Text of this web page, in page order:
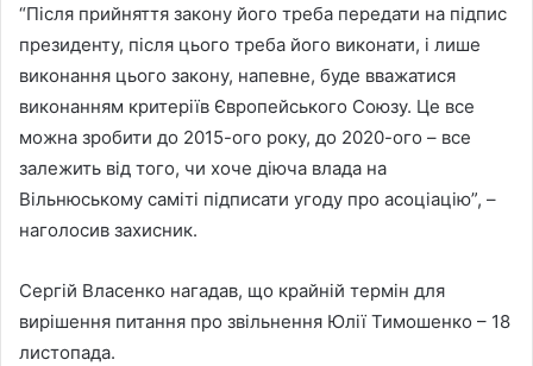
“Після прийняття закону його треба передати на підпис
президенту, після цього треба його виконати, і лише
виконання цього закону, напевне, буде вважатися
виконанням критеріїв Європейського Союзу. Це все
можна зробити до 2015-ого року, до 2020-ого – все
залежить від того, чи хоче діюча влада на
Вільнюському саміті підписати угоду про асоціацію”, –
наголосив захисник.
Сергій Власенко нагадав, що крайній термін для
вирішення питання про звільнення Юлії Тимошенко – 18
листопада.